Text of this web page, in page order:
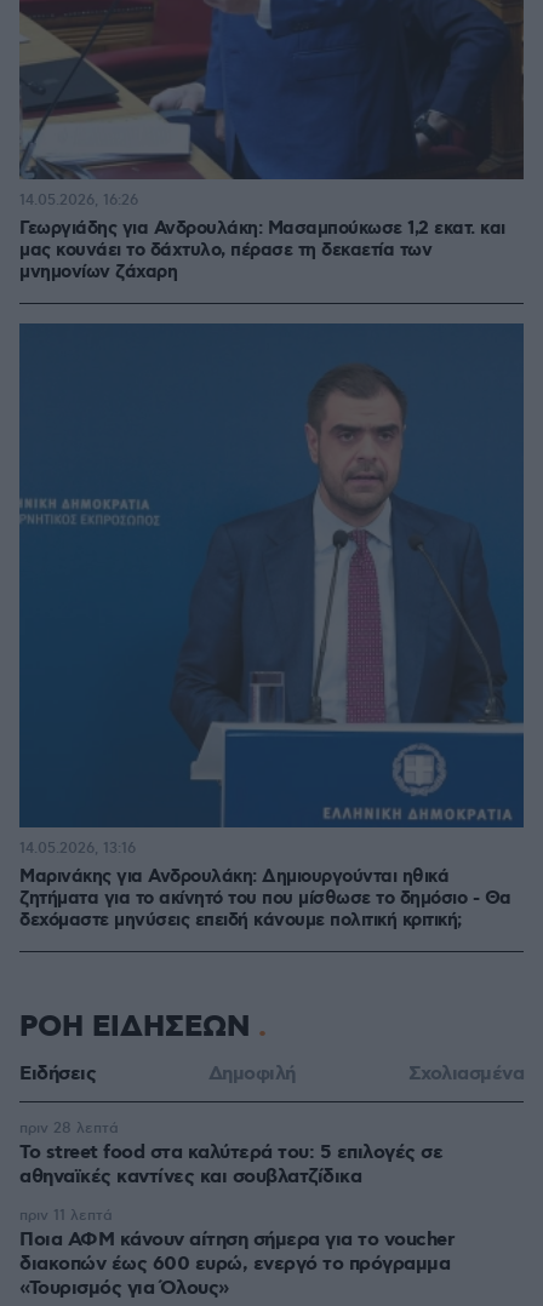
Γεωργιάδης για Ανδρουλάκη: Μασαμπούκωσε 1,2 εκατ. και
μας κουνάει το δάχτυλο, πέρασε τη δεκαετία των
μνημονίων ζάχαρη
14.05.2026, 16:26
Μαρινάκης για Ανδρουλάκη: Δημιουργούνται ηθικά
ζητήματα για το ακίνητό του που μίσθωσε το δημόσιο - Θα
δεχόμαστε μηνύσεις επειδή κάνουμε πολιτική κριτική;
14.05.2026, 13:16
ΡΟΗ ΕΙΔΗΣΕΩΝ
Ειδήσεις Δημοφιλή Σχολιασμένα
Το street food στα καλύτερά του: 5 επιλογές σε
αθηναϊκές καντίνες και σουβλατζίδικα
πριν 28 λεπτά
Ποια ΑΦΜ κάνουν αίτηση σήμερα για το voucher
διακοπών έως 600 ευρώ, ενεργό το πρόγραμμα
«Τουρισμός για Όλους»
πριν 11 λεπτά